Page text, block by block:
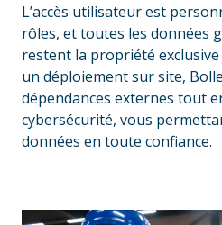
L’accès utilisateur est
rôles, et toutes les données
restent la propriété
un déploiement sur site,
dépendances externes tout
cybersécurité, vous
données en toute confiance.